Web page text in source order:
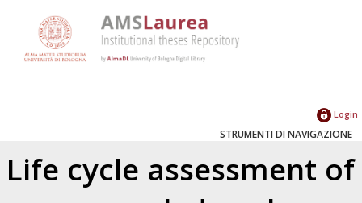
Login
STRUMENTI DI NAVIGAZIONE
Life cycle assessment of